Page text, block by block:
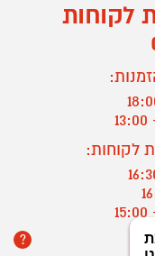
לקוחות
לקוחות:
?